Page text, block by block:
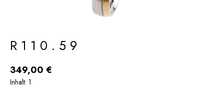
R110.59
Regulärer Preis:
349,00 €
Inhalt: 1